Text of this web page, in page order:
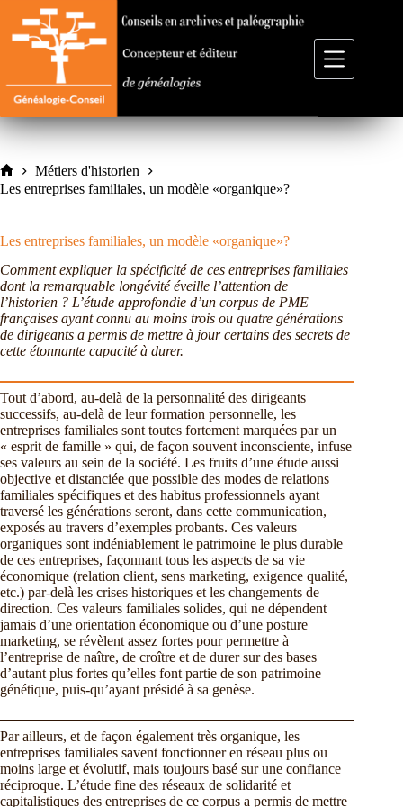
contenu
Accueil
Métiers d'historien
Les entreprises familiales, un modèle «organique»?
Les entreprises familiales, un modèle «organique»?
Comment expliquer la spécificité de ces entreprises familiales
dont la remarquable longévité éveille l’attention de
l’historien ? L’étude approfondie d’un corpus de PME
françaises ayant connu au moins trois ou quatre générations
de dirigeants a permis de mettre à jour certains des secrets de
cette étonnante capacité à durer.
Tout d’abord, au-delà de la personnalité des dirigeants
successifs, au-delà de leur formation personnelle, les
entreprises familiales sont toutes fortement marquées par un
« esprit de famille » qui, de façon souvent inconsciente, infuse
ses valeurs au sein de la société. Les fruits d’une étude aussi
objective et distanciée que possible des modes de relations
familiales spécifiques et des habitus professionnels ayant
traversé les générations seront, dans cette communication,
exposés au travers d’exemples probants. Ces valeurs
organiques sont indéniablement le patrimoine le plus durable
de ces entreprises, façonnant tous les aspects de sa vie
économique (relation client, sens marketing, exigence qualité,
etc.) par-delà les crises historiques et les changements de
direction. Ces valeurs familiales solides, qui ne dépendent
jamais d’une orientation économique ou d’une posture
marketing, se révèlent assez fortes pour permettre à
l’entreprise de naître, de croître et de durer sur des bases
d’autant plus fortes qu’elles font partie de son patrimoine
génétique, puis-qu’ayant présidé à sa genèse.
Par ailleurs, et de façon également très organique, les
entreprises familiales savent fonctionner en réseau plus ou
moins large et évolutif, mais toujours basé sur une confiance
réciproque. L’étude fine des réseaux de solidarité et
capitalistiques des entreprises de ce corpus a permis de mettre